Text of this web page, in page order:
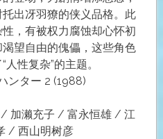
出冴羽獠的侠义品格。此
，有被权力腐蚀却心怀初
望自由的傀儡，这些角色
性复杂”的主题。
ンター 2 (1988)
/ 加濑充子 / 富永恒雄 / 江
/ 西山明树彦